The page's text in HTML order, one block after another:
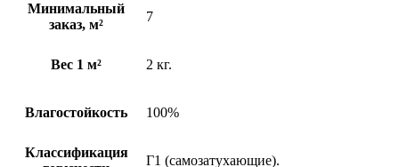
Минимальный
заказ, м²
7
Вес 1 м² 2 кг.
Влагостойкость 100%
Классификация
Г1 (самозатухающие).